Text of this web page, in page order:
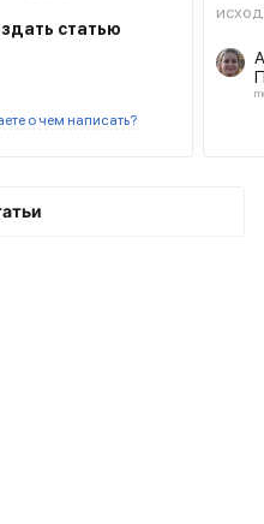
статью
о чем написать?